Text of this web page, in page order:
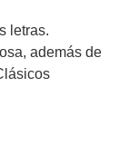
letras.
además de